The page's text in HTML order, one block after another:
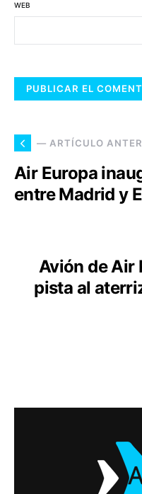
WEB
— ARTÍCULO
Air Europa
entre Madrid y
Avión de Air
pista al